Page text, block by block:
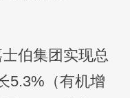
伯集团实现总
5.3%（有机增